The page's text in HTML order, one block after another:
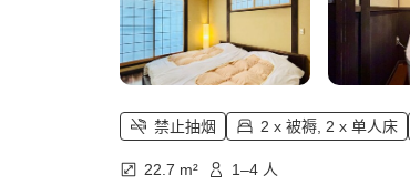
禁止抽烟 2 x 被褥, 2 x 单人床
22.7 m² 1–4 人